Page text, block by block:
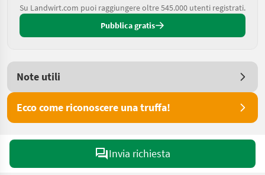
Su Landwirt.com puoi raggiungere oltre 545.000 utenti registrati.
Pubblica gratis
Note utili
Ecco come riconoscere una truffa!
Invia richiesta